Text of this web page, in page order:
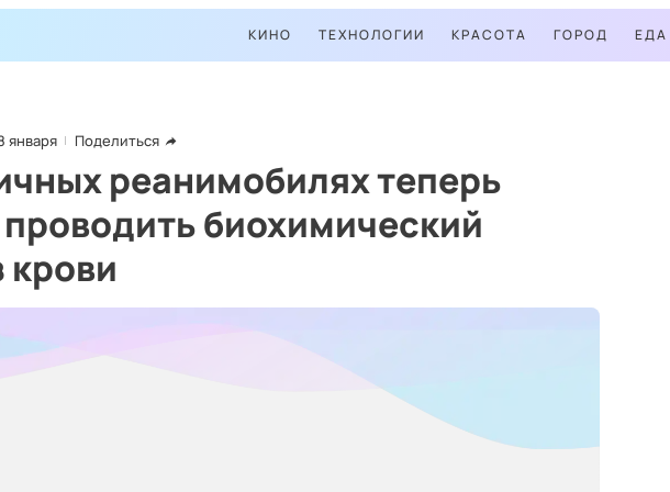
КИНО ТЕХНОЛОГИИ КРАСОТА ГОРОД ЕДА
января Поделиться
реанимобилях теперь
биохимический
крови